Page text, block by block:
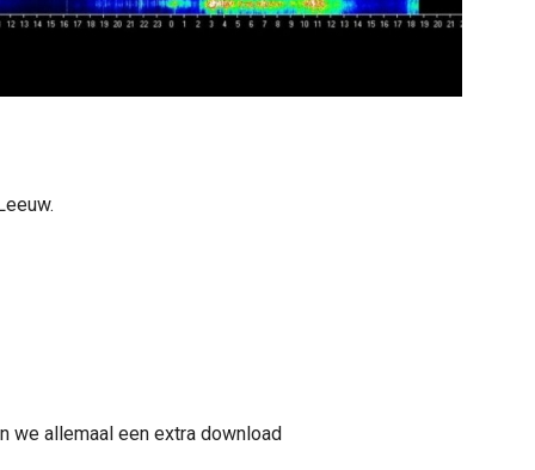
we allemaal een extra download